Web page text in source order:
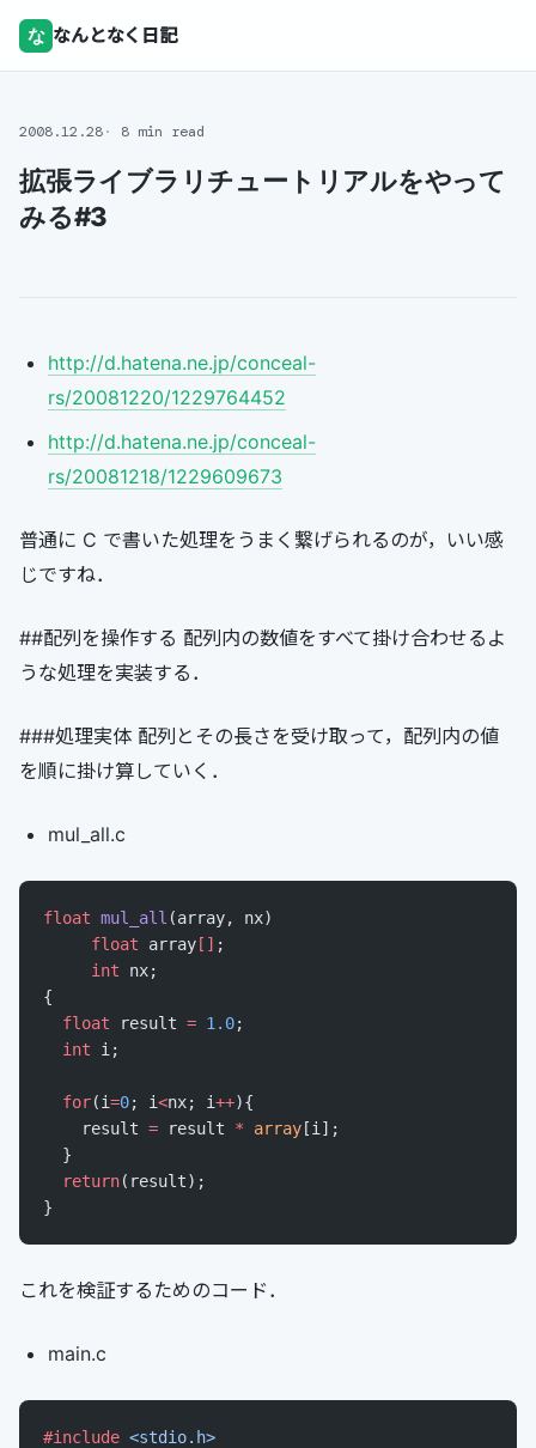
な なんとなく日記
2008.12.28 8 min read
拡張ライブラリチュートリアルをやって
みる#3
http://d.hatena.ne.jp/conceal-
rs/20081220/1229764452
http://d.hatena.ne.jp/conceal-
rs/20081218/1229609673
普通に C で書いた処理をうまく繋げられるのが，いい感
じですね．
##配列を操作する 配列内の数値をすべて掛け合わせるよ
うな処理を実装する．
###処理実体 配列とその長さを受け取って，配列内の値
を順に掛け算していく．
mul_all.c
float mul_all (array, nx)
     float
array [] ;
     int
nx;
{
  float
result = 1.0;
  int
i;
  for
(i=0; i<nx; i++){
    result
= result * array [i];
  }
  return
(result);
}
これを検証するためのコード．
main.c
#include <stdio.h>